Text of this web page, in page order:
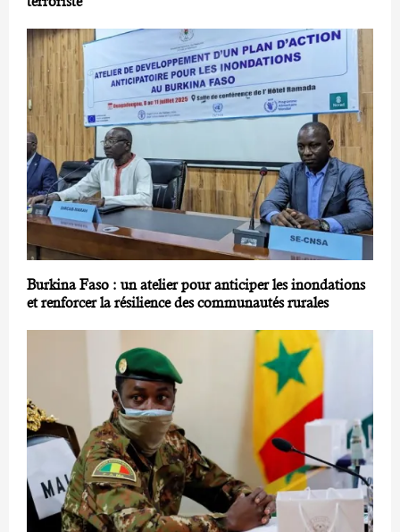
Burkina Faso : un atelier pour anticiper les inondations
et renforcer la résilience des communautés rurales